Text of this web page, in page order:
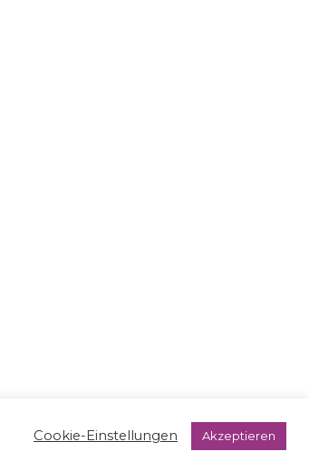
Cookie-Einstellungen Akzeptieren